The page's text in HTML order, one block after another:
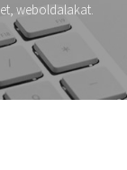
weboldalakat.